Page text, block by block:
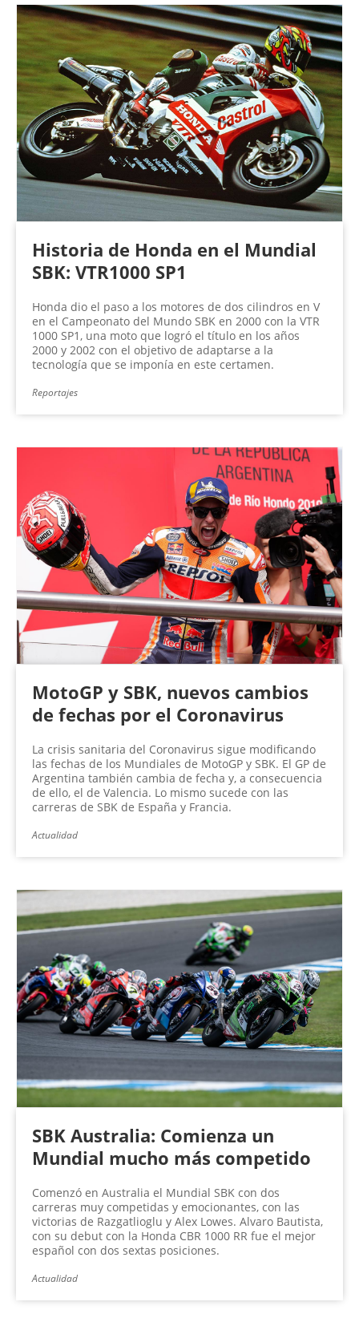
Historia de Honda en el Mundial
SBK: VTR1000 SP1
Honda dio el paso a los motores de dos cilindros en V
en el Campeonato del Mundo SBK en 2000 con la VTR
1000 SP1, una moto que logró el título en los años
2000 y 2002 con el objetivo de adaptarse a la
tecnología que se imponía en este certamen.
Reportajes
MotoGP y SBK, nuevos cambios
de fechas por el Coronavirus
La crisis sanitaria del Coronavirus sigue modificando
las fechas de los Mundiales de MotoGP y SBK. El GP de
Argentina también cambia de fecha y, a consecuencia
de ello, el de Valencia. Lo mismo sucede con las
carreras de SBK de España y Francia.
Actualidad
SBK Australia: Comienza un
Mundial mucho más competido
Comenzó en Australia el Mundial SBK con dos
carreras muy competidas y emocionantes, con las
victorias de Razgatlioglu y Alex Lowes. Alvaro Bautista,
con su debut con la Honda CBR 1000 RR fue el mejor
español con dos sextas posiciones.
Actualidad